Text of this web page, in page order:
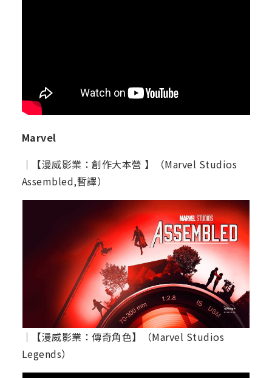
Marvel
│【漫威影業：創作大本營 】（Marvel Studios
Assembled,暫譯）
│【漫威影業：傳奇角色】（Marvel Studios
Legends）